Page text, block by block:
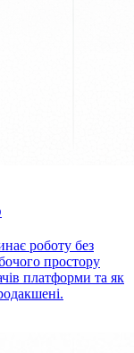
роботу без
простору
платформи та як